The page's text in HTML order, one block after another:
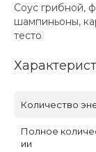
Соус грибной,
шампиньоны,
тесто
Количество
Полное
ии